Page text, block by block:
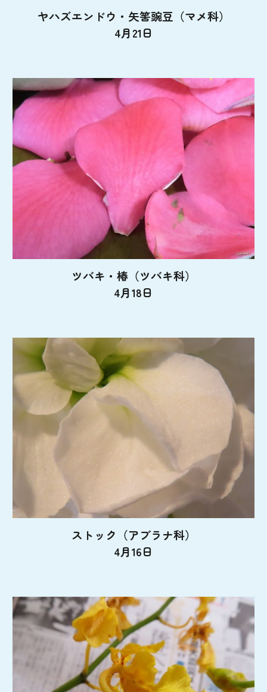
ヤハズエンドウ・矢筈豌豆（マメ科）
4月21日
ツバキ・椿（ツバキ科）
4月18日
ストック（アブラナ科）
4月16日